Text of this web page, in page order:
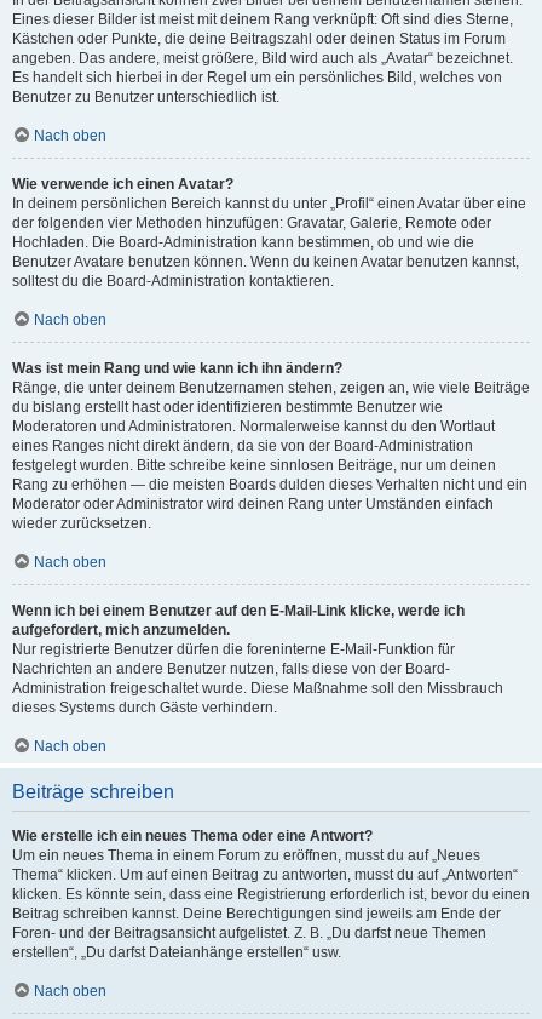
Eines dieser Bilder ist meist mit deinem Rang verknüpft: Oft sind dies Sterne,
Kästchen oder Punkte, die deine Beitragszahl oder deinen Status im Forum
angeben. Das andere, meist größere, Bild wird auch als „Avatar“ bezeichnet.
Es handelt sich hierbei in der Regel um ein persönliches Bild, welches von
Benutzer zu Benutzer unterschiedlich ist.
Nach oben
Wie verwende ich einen Avatar?
In deinem persönlichen Bereich kannst du unter „Profil“ einen Avatar über eine
der folgenden vier Methoden hinzufügen: Gravatar, Galerie, Remote oder
Hochladen. Die Board-Administration kann bestimmen, ob und wie die
Benutzer Avatare benutzen können. Wenn du keinen Avatar benutzen kannst,
solltest du die Board-Administration kontaktieren.
Nach oben
Was ist mein Rang und wie kann ich ihn ändern?
Ränge, die unter deinem Benutzernamen stehen, zeigen an, wie viele Beiträge
du bislang erstellt hast oder identifizieren bestimmte Benutzer wie
Moderatoren und Administratoren. Normalerweise kannst du den Wortlaut
eines Ranges nicht direkt ändern, da sie von der Board-Administration
festgelegt wurden. Bitte schreibe keine sinnlosen Beiträge, nur um deinen
Rang zu erhöhen — die meisten Boards dulden dieses Verhalten nicht und ein
Moderator oder Administrator wird deinen Rang unter Umständen einfach
wieder zurücksetzen.
Nach oben
Wenn ich bei einem Benutzer auf den E-Mail-Link klicke, werde ich
aufgefordert, mich anzumelden.
Nur registrierte Benutzer dürfen die foreninterne E-Mail-Funktion für
Nachrichten an andere Benutzer nutzen, falls diese von der Board-
Administration freigeschaltet wurde. Diese Maßnahme soll den Missbrauch
dieses Systems durch Gäste verhindern.
Nach oben
Beiträge schreiben
Wie erstelle ich ein neues Thema oder eine Antwort?
Um ein neues Thema in einem Forum zu eröffnen, musst du auf „Neues
Thema“ klicken. Um auf einen Beitrag zu antworten, musst du auf „Antworten“
klicken. Es könnte sein, dass eine Registrierung erforderlich ist, bevor du einen
Beitrag schreiben kannst. Deine Berechtigungen sind jeweils am Ende der
Foren- und der Beitragsansicht aufgelistet. Z. B. „Du darfst neue Themen
erstellen“, „Du darfst Dateianhänge erstellen“ usw.
Nach oben